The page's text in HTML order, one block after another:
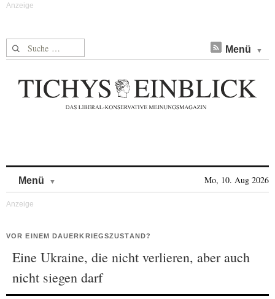
Suche nach: Menü
Menü Mo, 10. Aug 2026
VOR EINEM DAUERKRIEGSZUSTAND?
Eine Ukraine, die nicht verlieren, aber auch
nicht siegen darf